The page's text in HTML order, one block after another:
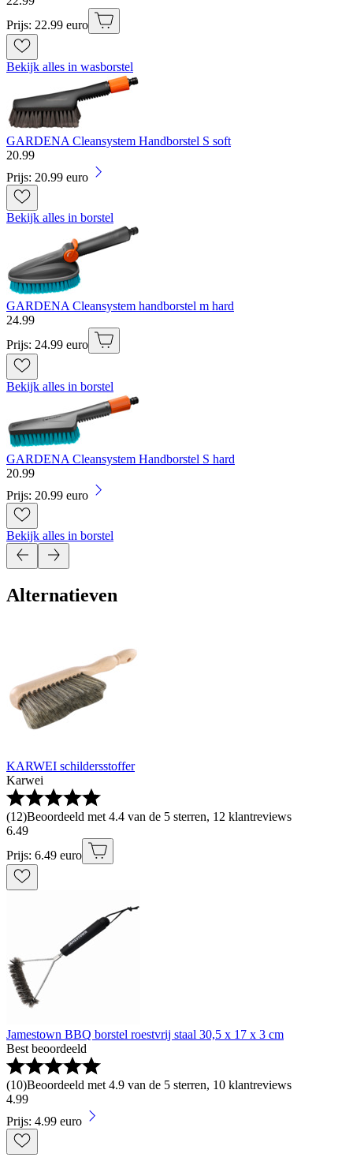
Prijs: 22.99 euro
Bekijk alles in wasborstel
GARDENA Cleansystem Handborstel S soft
20.99
Prijs: 20.99 euro
Bekijk alles in borstel
GARDENA Cleansystem handborstel m hard
24.99
Prijs: 24.99 euro
Bekijk alles in borstel
GARDENA Cleansystem Handborstel S hard
20.99
Prijs: 20.99 euro
Bekijk alles in borstel
Alternatieven
KARWEI schildersstoffer
Karwei
(12)Beoordeeld met 4.4 van de 5 sterren, 12 klantreviews
6.49
Prijs: 6.49 euro
Jamestown BBQ borstel roestvrij staal 30,5 x 17 x 3 cm
Best beoordeeld
(10)Beoordeeld met 4.9 van de 5 sterren, 10 klantreviews
4.99
Prijs: 4.99 euro